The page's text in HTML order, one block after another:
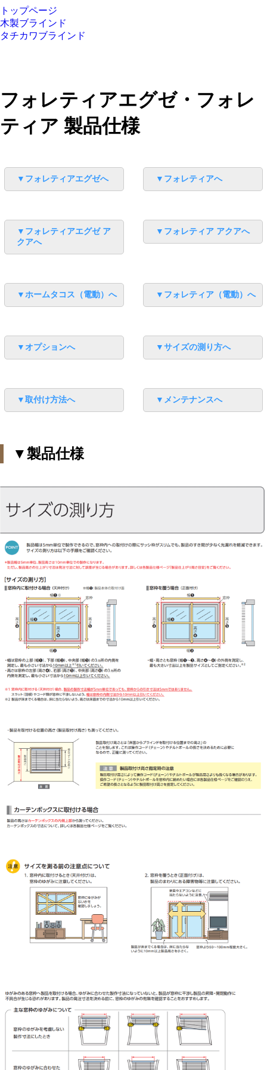
トップページ
木製ブラインド
タチカワブラインド
フォレティアエグゼ・フォレ
ティア 製品仕様
▼フォレティアエグゼへ ▼フォレティアへ
▼フォレティアエグゼ ア
クアへ
▼フォレティア アクアへ
▼ホームタコス（電動）へ ▼フォレティア（電動）へ
▼オプションへ ▼サイズの測り方へ
▼取付け方法へ ▼メンテナンスへ
▼製品仕様